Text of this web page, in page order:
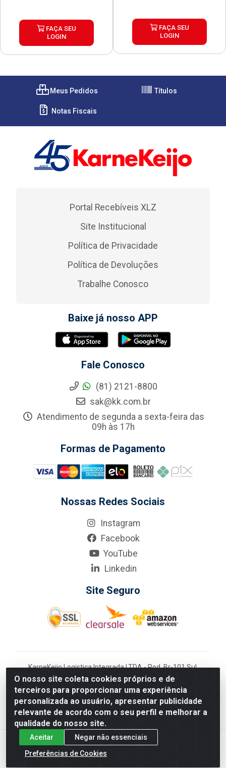
FAÇA SEU
LOGIN
FAÇA SEU
LOGIN
O nosso site coleta cookies próprios e de
terceiros para proporcionar uma experiência
personalizada ao usuário, apresentar publicidade
relevante de acordo com o seu perfil e melhorar a
qualidade do nosso site.
Aceitar
Negar não essenciais
Preferências de Cookies
Meus Pedidos Títulos
Notas Fiscais
Portal Recebíveis XLZ
Site Institucional
Política de Privacidade
Política de Devoluções
Trabalhe Conosco
Baixe já nosso APP
Fale Conosco
(81) 2121-8800
sak@kk.com.br
Atendimento de segunda a sexta-feira das
09h às 17h
Formas de Pagamento
Nossas Redes Sociais
Instagram
Facebook
YouTube
Linkedin
Site Seguro
KarneKeijo Logistica Integrada LTDA - Rod. Br-101 Sul,
nº3700 - Barro, Recife/PE, 50900-400 CNPJ:
24.150.377/0001-95
Estados atendidos pela KarneKeijo: PE, PB e RN.